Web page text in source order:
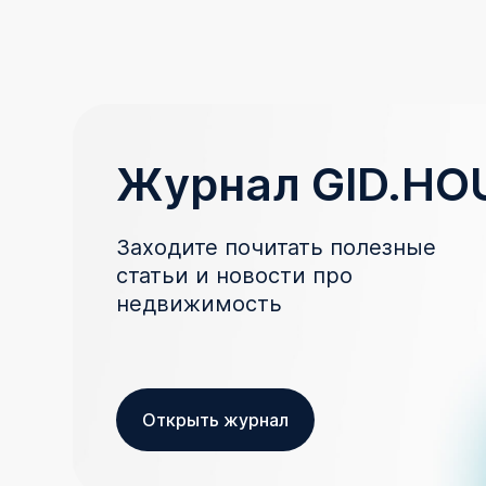
Журнал
Заходите почитать полезные
статьи и новости про
недвижимость
Открыть журнал